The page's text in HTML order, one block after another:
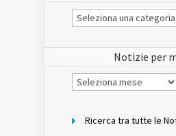
Le
Notizie
Notizie per
Notizie
per
Ricerca tra tutte le